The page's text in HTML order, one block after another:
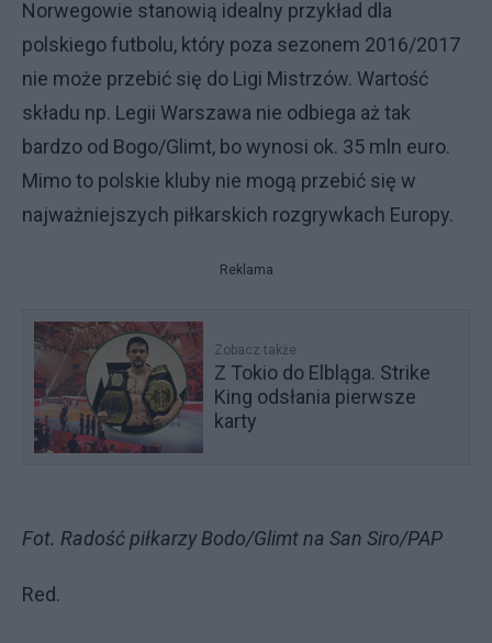
Norwegowie stanowią idealny przykład dla
polskiego futbolu, który poza sezonem 2016/2017
nie może przebić się do Ligi Mistrzów. Wartość
składu np. Legii Warszawa nie odbiega aż tak
bardzo od Bogo/Glimt, bo wynosi ok. 35 mln euro.
Mimo to polskie kluby nie mogą przebić się w
najważniejszych piłkarskich rozgrywkach Europy.
Reklama
Zobacz także
Z Tokio do Elbląga. Strike
King odsłania pierwsze
karty
Fot. Radość piłkarzy Bodo/Glimt na San Siro/PAP
Red.